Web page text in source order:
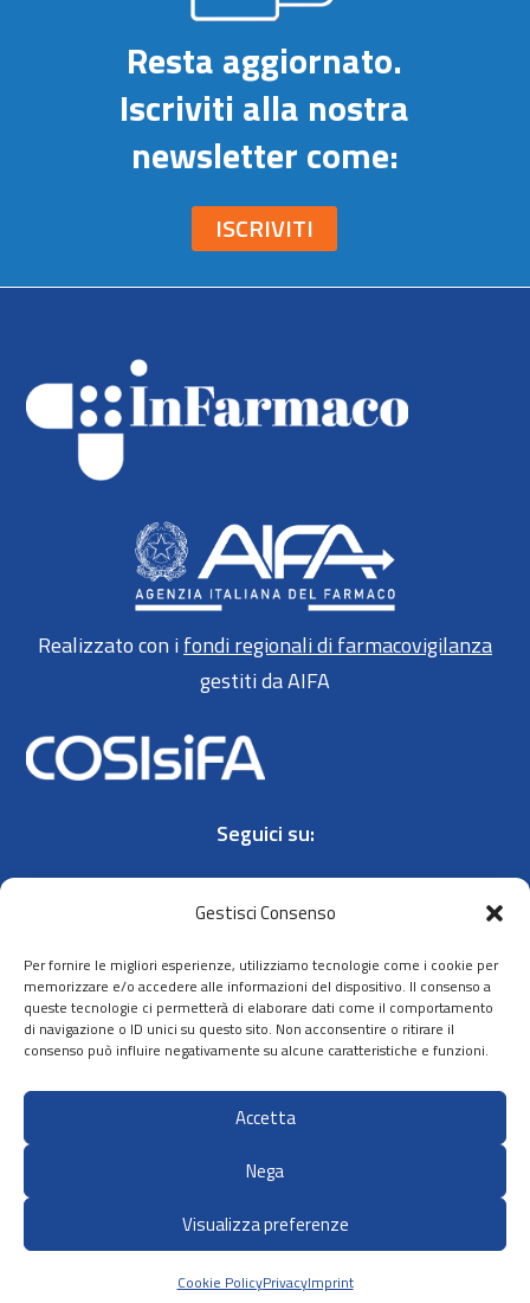
Gestisci Consenso
Per fornire le migliori esperienze, utilizziamo tecnologie come i cookie per
memorizzare e/o accedere alle informazioni del dispositivo. Il consenso a
queste tecnologie ci permetterà di elaborare dati come il comportamento
di navigazione o ID unici su questo sito. Non acconsentire o ritirare il
consenso può influire negativamente su alcune caratteristiche e funzioni.
Accetta
Nega
Visualizza preferenze
Cookie PolicyPrivacyImprint
Resta aggiornato.
Iscriviti alla nostra
newsletter come:
ISCRIVITI
Realizzato con ifondi regionali di farmacovigilanza
gestiti da AIFA
Seguici su:
Contatti
Privacy policy
Cookie policy